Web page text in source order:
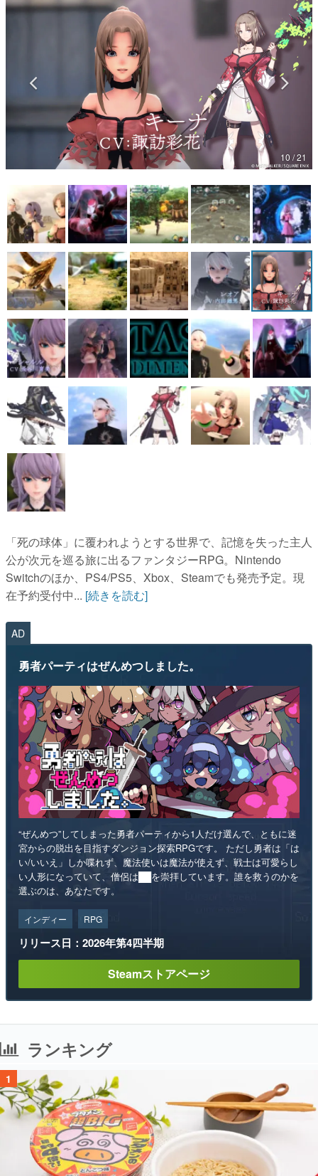
その他
電ファミニコゲーマーとは？
運営：株式会社マレ
「死の球体」に覆われようとする世界で、記憶を失った主人
公が次元を巡る旅に出るファンタジーRPG。Nintendo
在予約受付中...[続きを読む]
AD
“ぜんめつ”してしまった勇者パーティから1人だけ選んで、ともに迷
宮からの脱出を目指すダンジョン探索RPGです。 ただし勇者は「は
い/いいえ」しか喋れず、魔法使いは魔法が使えず、戦士は可愛らし
選ぶのは、あなたです。
インディー RPG
リリース日：2026年第4四半期
ランキング
1